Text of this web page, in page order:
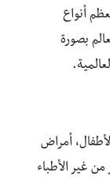
أنواع
بصورة
أمراض
من غير الأطباء